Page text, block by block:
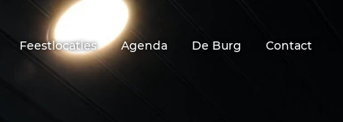
Feestlocaties Agenda De Burg Contact